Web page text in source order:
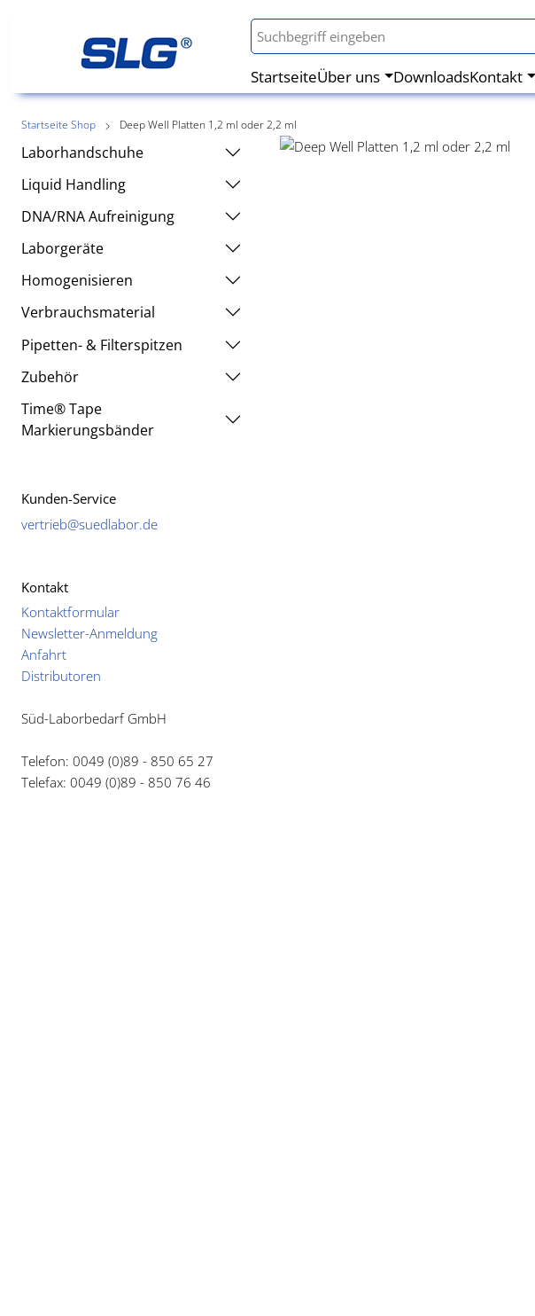
StartseiteÜber uns DownloadsKontakt
Startseite Shop Deep Well Platten 1,2 ml oder 2,2 ml
Laborhandschuhe
Liquid Handling
DNA/RNA Aufreinigung
Laborgeräte
Homogenisieren
Verbrauchsmaterial
Pipetten- & Filterspitzen
Zubehör
Time® Tape
Markierungsbänder
Kunden-Service
vertrieb@suedlabor.de
Kontakt
Kontaktformular
Newsletter-Anmeldung
Anfahrt
Distributoren
Süd-Laborbedarf GmbH
Telefon: 0049 (0)89 - 850 65 27
Telefax: 0049 (0)89 - 850 76 46